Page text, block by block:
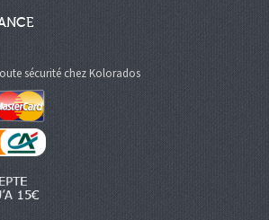
sécurité chez Kolorados